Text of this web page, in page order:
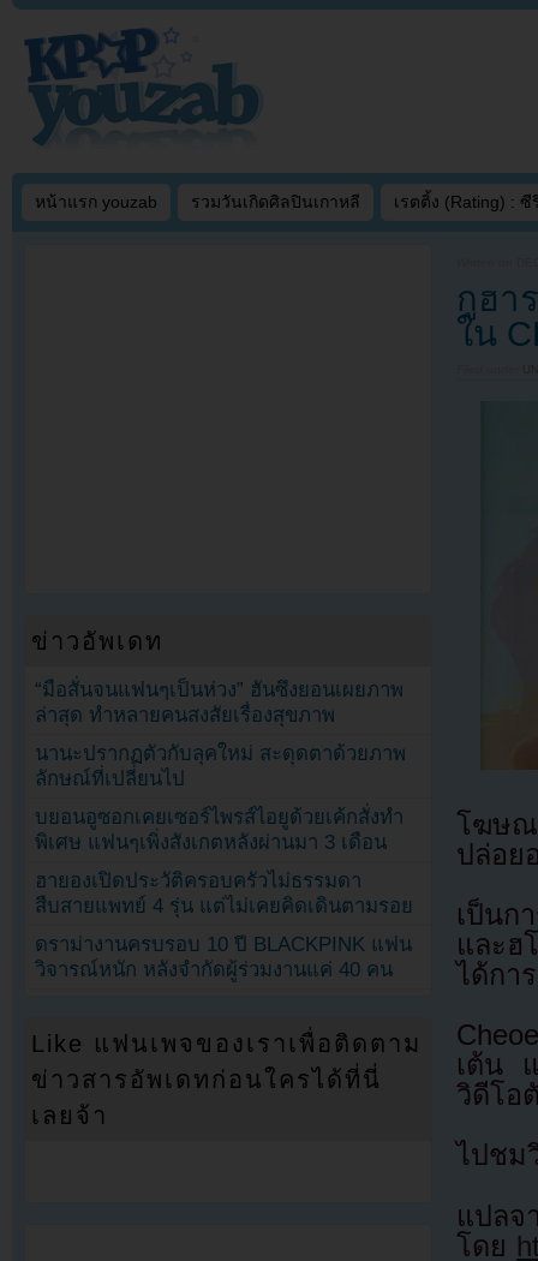
หน้าแรก youzab รวมวันเกิดศิลปินเกาหลี เรตติ้ง (Rating) : ซี
กูฮา
ใน
โฆษณ
ปล่อย
เป็นก
และ
ได้กา
เต้น
วิดีโอ
ไปชม
แป
โดย
ข่าวอัพเดท
“มือสั่นจนแฟนๆเป็นห่วง” ฮันซึงยอนเผยภาพ
ล่าสุด ทำหลายคนสงสัยเรื่องสุขภาพ
นานะปรากฏตัวกับลุคใหม่ สะดุดตาด้วยภาพ
ลักษณ์ที่เปลี่ยนไป
บยอนอูซอกเคยเซอร์ไพรส์ไอยูด้วยเค้กสั่งทำ
พิเศษ แฟนๆเพิ่งสังเกตหลังผ่านมา 3 เดือน
ฮายองเปิดประวัติครอบครัวไม่ธรรมดา
สืบสายแพทย์ 4 รุ่น แต่ไม่เคยคิดเดินตามรอย
ดราม่างานครบรอบ 10 ปี BLACKPINK แฟน
วิจารณ์หนัก หลังจำกัดผู้ร่วมงานแค่ 40 คน
Like แฟนเพจของเราเพื่อติดตาม
ข่าวสารอัพเดทก่อนใครได้ที่นี่
เลยจ้า